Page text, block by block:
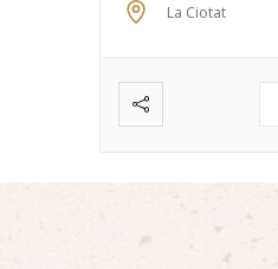
La Ciotat